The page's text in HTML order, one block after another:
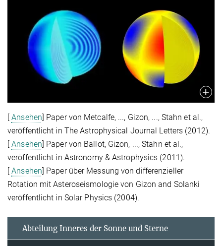
[Ansehen] Paper von Metcalfe, ..., Gizon, ..., Stahn et al.,
veröffentlicht in The Astrophysical Journal Letters (2012).
[Ansehen] Paper von Ballot, Gizon, ..., Stahn et al.,
veröffentlicht in Astronomy & Astrophysics (2011).
[Ansehen] Paper über Messung von differenzieller
Rotation mit Asteroseismologie von Gizon and Solanki
veröffentlicht in Solar Physics (2004).
Abteilung Inneres der Sonne und Sterne